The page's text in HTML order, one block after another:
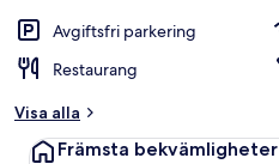
Avgiftsfri parkering
Restaurang
Visa alla
Främsta bekvämligheter